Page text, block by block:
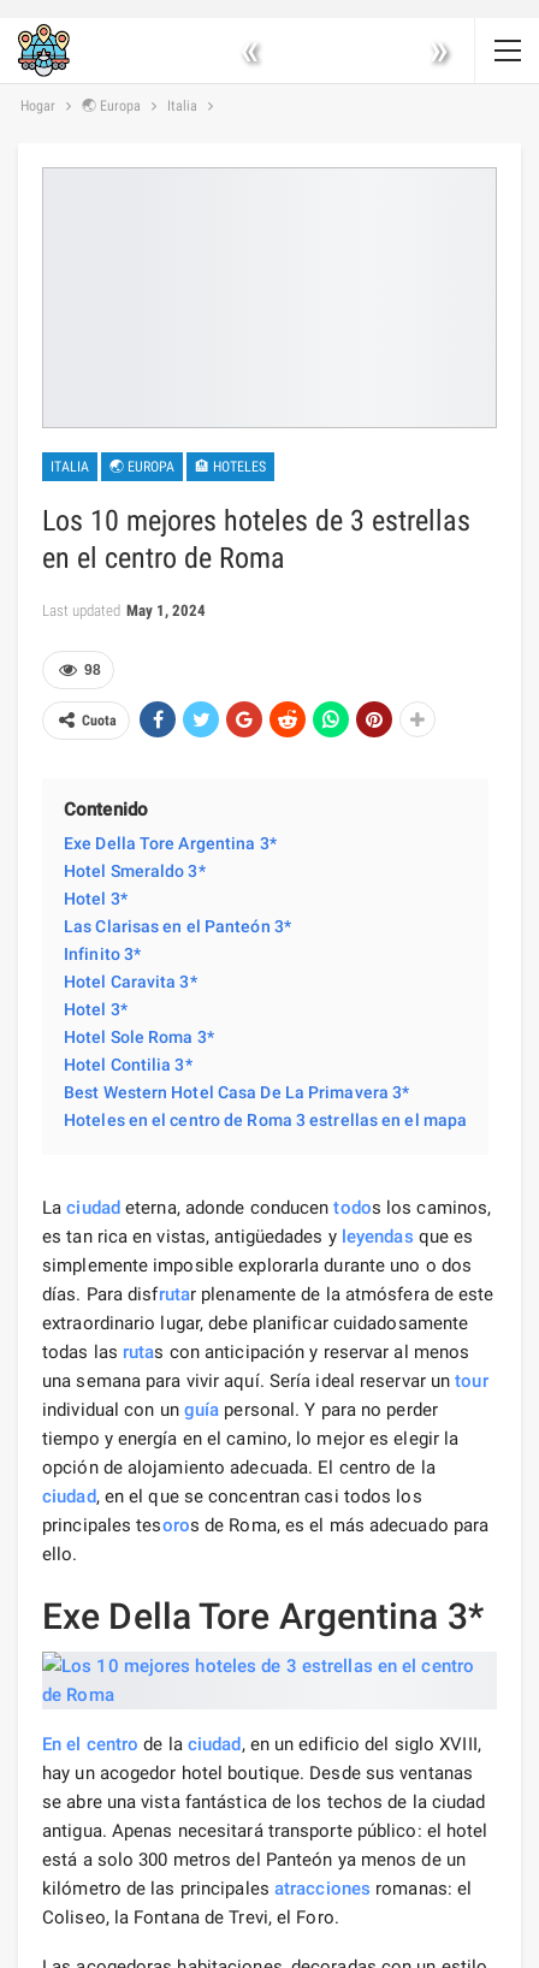
« »
Hogar 🌏 Europa Italia
ITALIA 🌏 EUROPA 🏨 HOTELES
Los 10 mejores hoteles de 3 estrellas
en el centro de Roma
Last updated May 1, 2024
98
Cuota
Contenido
Exe Della Tore Argentina 3*
Hotel Smeraldo 3*
Hotel 3*
Las Clarisas en el Panteón 3*
Infinito 3*
Hotel Caravita 3*
Hotel 3*
Hotel Sole Roma 3*
Hotel Contilia 3*
Best Western Hotel Casa De La Primavera 3*
Hoteles en el centro de Roma 3 estrellas en el mapa
Laciudadeterna, adonde conducentodos los caminos,
es tan rica en vistas, antigüedades y leyendas que es
simplemente imposible explorarla durante uno o dos
días. Para disfrutar plenamente de la atmósfera de este
extraordinario lugar, debe planificar cuidadosamente
todas las rutas con anticipación y reservar al menos
una semana para vivir aquí. Sería ideal reservar untour
individual con un guía personal. Y para no perder
tiempo y energía en el camino, lo mejor es elegir la
opción de alojamiento adecuada. El centro de la
ciudad, en el que se concentran casi todos los
principales tesoros de Roma, es el más adecuado para
ello.
Exe Della Tore Argentina 3*
En el centro de la ciudad, en un edificio del siglo XVIII,
hay un acogedor hotel boutique. Desde sus ventanas
se abre una vista fantástica de los techos de la ciudad
antigua. Apenas necesitará transporte público: el hotel
está a solo 300 metros del Panteón ya menos de un
kilómetro de las principales atracciones romanas: el
Coliseo, la Fontana de Trevi, el Foro.